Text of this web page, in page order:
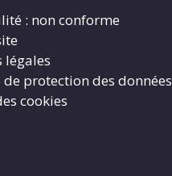
: non conforme
légales
protection des données
cookies